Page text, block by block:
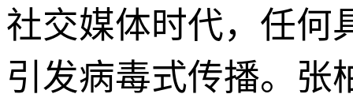
社交媒体时代，任何
引发病毒式传播。张